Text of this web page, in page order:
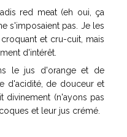
red meat (eh oui, ça
s'imposaient pas. Je les
et cru-cuit, mais
d'intérêt.
le jus d'orange et de
d'acidité, de douceur et
divinement (n'ayons pas
et leur jus crémé.